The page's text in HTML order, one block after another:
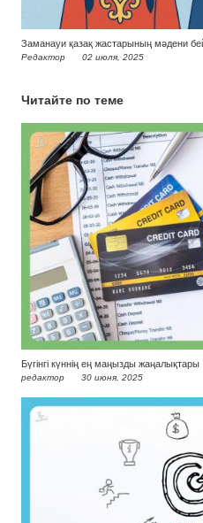
Заманауи қазақ жастарының мәдени
Редактор 02 июля, 2025
Читайте по теме
Бүгінгі күннің ең маңызды жаңалықтары
редактор 30 июня, 2025